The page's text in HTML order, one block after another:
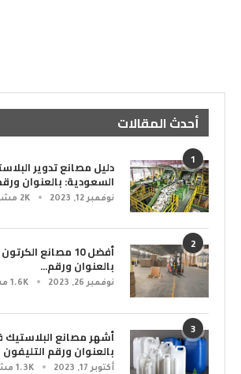
أحدث المقالات
1 دليل مصانع تدوير
السعودية: بالعنوان
نوفمبر 12, 2023 2K مشاهدات
2 أفضل 10 مصانع
بالعنوان ورقم...
نوفمبر 26, 2023 1.6K مشاهدات
3 أشهر مصانع
بالعنوان ورقم التليفون
أكتوبر 17, 2023 1.3K مشاهدات